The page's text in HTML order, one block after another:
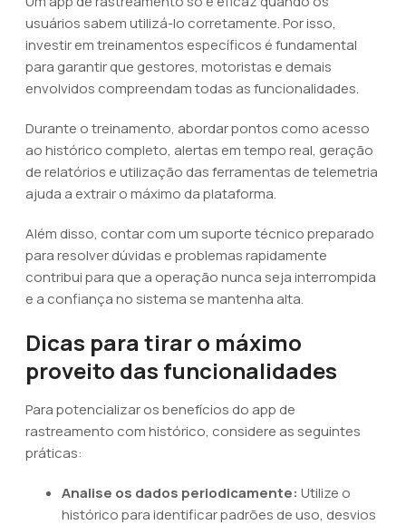
usuários sabem utilizá-lo corretamente. Por isso,
investir em treinamentos específicos é fundamental
para garantir que gestores, motoristas e demais
envolvidos compreendam todas as funcionalidades.
Durante o treinamento, abordar pontos como acesso
ao histórico completo, alertas em tempo real, geração
de relatórios e utilização das ferramentas de telemetria
ajuda a extrair o máximo da plataforma.
Além disso, contar com um suporte técnico preparado
para resolver dúvidas e problemas rapidamente
contribui para que a operação nunca seja interrompida
e a confiança no sistema se mantenha alta.
Dicas para tirar o máximo
proveito das funcionalidades
Para potencializar os benefícios do app de
rastreamento com histórico, considere as seguintes
práticas:
Analise os dados periodicamente: Utilize o
histórico para identificar padrões de uso, desvios